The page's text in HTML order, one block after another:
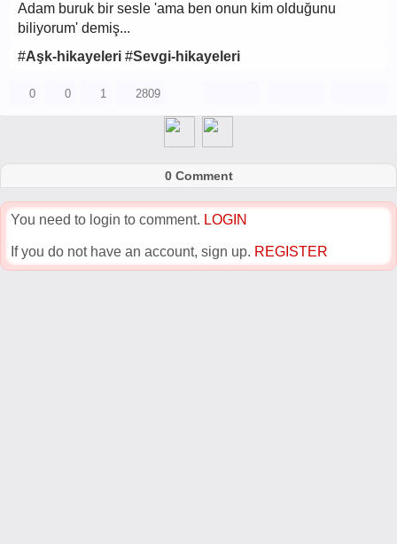
Adam buruk bir sesle 'ama ben onun kim olduğunu
biliyorum' demiş...
#Aşk-hikayeleri #Sevgi-hikayeleri
0 0 1 2809
0 Comment
You need to login to comment. LOGIN
If you do not have an account, sign up. REGISTER